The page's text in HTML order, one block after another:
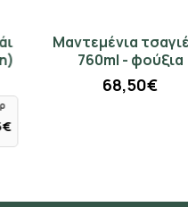
Μαντεμένια τσαγιέρα
760ml - φούξια
68,50€